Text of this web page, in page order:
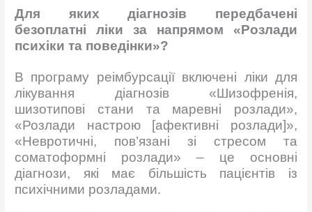
Для яких діагнозів передбачені
безоплатні ліки за напрямом «Розлади
психіки та поведінки»?
В програму реімбурсації включені ліки для
лікування діагнозів «Шизофренія,
шизотипові стани та маревні розлади»,
«Розлади настрою [афективні розлади]»,
«Невротичні, пов’язані зі стресом та
соматоформні розлади» – це основні
діагнози, які має більшість пацієнтів із
психічними розладами.